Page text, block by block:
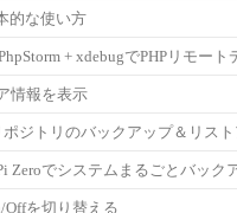
的な使い方
+ xdebugでPHPリモート
情報を表示
ポジトリのバックアップ＆リスト
Zeroでシステムまるごとバック
Offを切り替える